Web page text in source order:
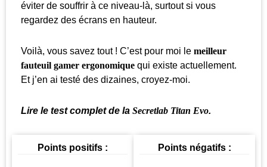
éviter de souffrir à ce niveau-là, surtout si vous
regardez des écrans en hauteur.
Voilà, vous savez tout ! C’est pour moi le meilleur
fauteuil gamer ergonomique qui existe actuellement.
Et j’en ai testé des dizaines, croyez-moi.
Lire le test complet de la Secretlab Titan Evo.
Points positifs : Points négatifs :